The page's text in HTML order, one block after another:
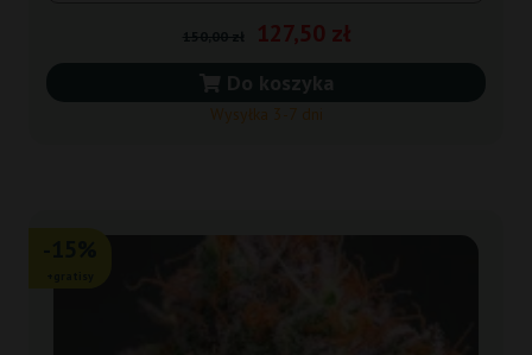
127,50 zł
Do koszyka
Wysyłka 3-7 dni